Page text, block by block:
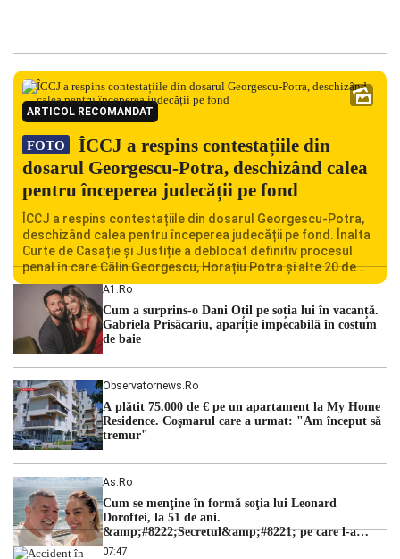
ARTICOL RECOMANDAT
FOTO
ÎCCJ a respins contestațiile din
dosarul Georgescu-Potra, deschizând calea
pentru începerea judecății pe fond
ÎCCJ a respins contestațiile din dosarul Georgescu-Potra,
deschizând calea pentru începerea judecății pe fond. Înalta
Curte de Casație și Justiție a deblocat definitiv procesul
penal în care Călin Georgescu, Horațiu Potra și alte 20 de
persoane sunt acuzați de acțiuni îndreptate împotriva
ordinii constituționale. În ședința din camera preliminară,
judecătorii de la instanța supremă au […]
A1.ro
Cum a surprins-o Dani Oțil pe soția lui în vacanță.
Gabriela Prisăcariu, apariție impecabilă în costum
de baie
Observatornews.ro
A plătit 75.000 de € pe un apartament la My Home
Residence. Coşmarul care a urmat: "Am început să
tremur"
As.ro
Cum se menţine în formă soţia lui Leonard
Doroftei, la 51 de ani.
&amp;#8222;Secretul&amp;#8221; pe care l-a
dezvăluit
07:47